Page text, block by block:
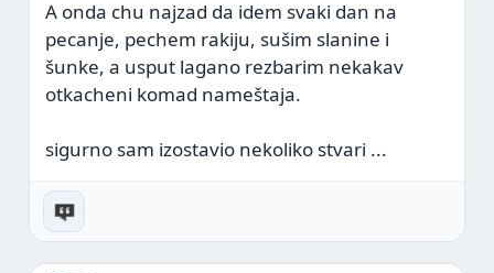
A onda chu najzad da idem svaki dan na
pecanje, pechem rakiju, sušim slanine i
šunke, a usput lagano rezbarim nekakav
otkacheni komad nameštaja.
sigurno sam izostavio nekoliko stvari ...